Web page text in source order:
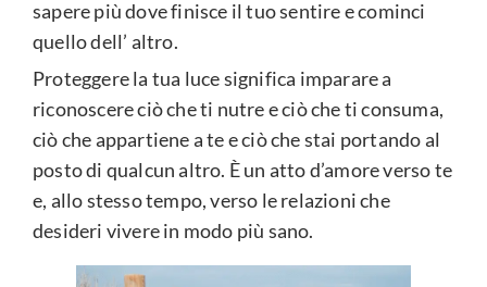
sapere più dove finisce il tuo sentire e cominci
quello dell’ altro.
Proteggere la tua luce significa imparare a
riconoscere ciò che ti nutre e ciò che ti consuma,
ciò che appartiene a te e ciò che stai portando al
posto di qualcun altro. È un atto d’amore verso te
e, allo stesso tempo, verso le relazioni che
desideri vivere in modo più sano.